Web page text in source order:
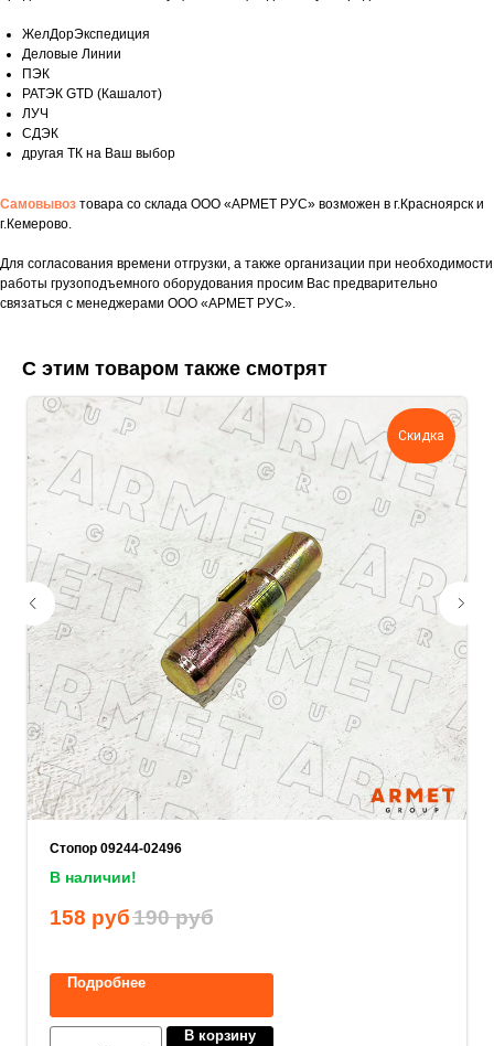
ЖелДорЭкспедиция
Деловые Линии
ПЭК
РАТЭК GTD (Кашалот)
ЛУЧ
СДЭК
другая ТК на Ваш выбор
Самовывоз товара со склада ООО «АРМЕТ РУС» возможен в г.Красноярск и
г.Кемерово.
Для согласования времени отгрузки, а также организации при необходимости
работы грузоподъемного оборудования просим Вас предварительно
связаться с менеджерами ООО «АРМЕТ РУС».
С этим товаром также смотрят
Скидка
Стопор 09244-02496
В наличии!
158 руб190 руб
Подробнее
В корзину
Укажите номер телефона и ваше имя.
поможем нам лучше понять вашу
задачу — прикрепите её в поле ниже.
Ваш телефон
Ваше имя
Прикрепите документацию (при наличии)
Add files
ОСТАВИТЬ ЗАЯВКУ